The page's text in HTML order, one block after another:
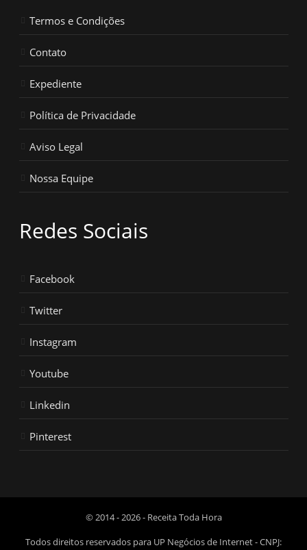
Termos e Condições
Contato
Expediente
Política de Privacidade
Aviso Legal
Nossa Equipe
Redes Sociais
Facebook
Twitter
Instagram
Youtube
Linkedin
Pinterest
© 2014 - 2026 - Receita Toda Hora
Todos direitos reservados para UP Negócios de Internet - CNPJ: